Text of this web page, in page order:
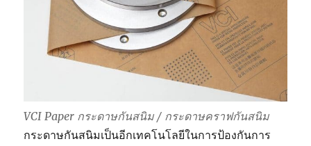
VCI Paper กระดาษกันสนิม / กระดาษคราฟกันสนิม
กระดาษกันสนิมเป็นอีกเทคโนโลยีในการป้องกันการ